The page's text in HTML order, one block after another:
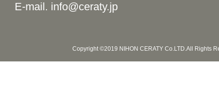
E-mail. info@ceraty.jp
Copyright ©2019 NIHON CERATY Co.LTD.All Rights